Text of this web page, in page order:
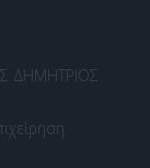
ΔΗΜΗΤΡΙΟΣ